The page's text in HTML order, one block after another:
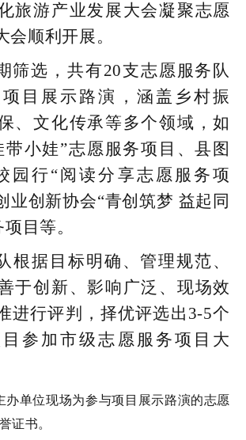
旅游产业发展大会凝聚志愿
会顺利开展。
筛选，共有20支志愿服务队
目展示路演，涵盖乡村振
、文化传承等多个领域，如
带小娃”志愿服务项目、县图
园行“阅读分享志愿服务项
业创新协会“青创筑梦 益起同
目等。
根据目标明确、管理规范、
于创新、影响广泛、现场效
进行评判，择优评选出3-5个
参加市级志愿服务项目大
办单位现场为参与项目展示路演的志愿
证书。